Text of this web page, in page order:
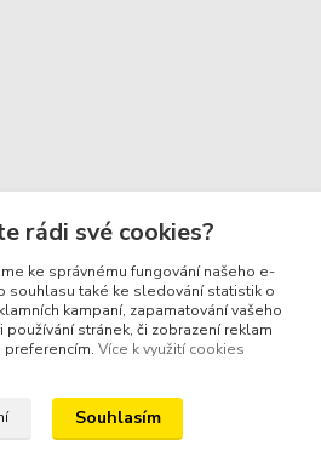
rádi své cookies?
ke správnému fungování našeho e-
souhlasu také ke sledování statistik o
kampaní, zapamatování vašeho
stránek, či zobrazení reklam
preferencím. Více k využití cookies
Souhlasím